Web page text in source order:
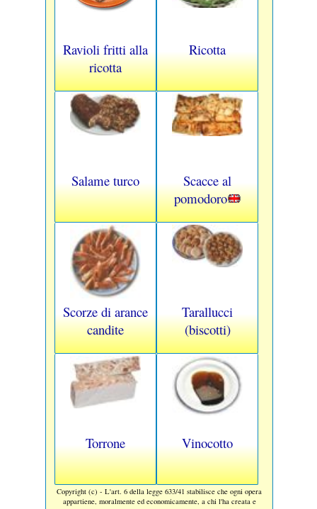
Ravioli fritti alla
ricotta
Ricotta
Salame turco
Scacce al
pomodoro
Scorze di arance
candite
Tarallucci
(biscotti)
Torrone Vinocotto
Copyright (c) - L'art. 6 della legge 633/41 stabilisce che ogni opera
appartiene, moralmente ed economicamente, a chi l'ha creata e